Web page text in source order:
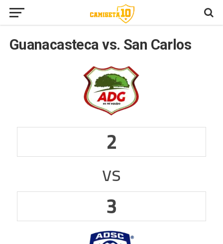
Guanacasteca vs. San Carlos
2
vs
3